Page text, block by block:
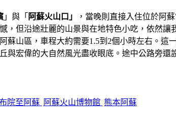
」與「 阿蘇火山口」
，當晚則直接入住位於阿
，但沿途壯麗的山景與在地特色小吃，依然讓
蘇山區，車程大約需要1.5到2個小時左右。這
與宏偉的大自然風光盡收眼底。途中公路旁還
院至阿蘇 阿蘇火山博物館 熊本阿蘇